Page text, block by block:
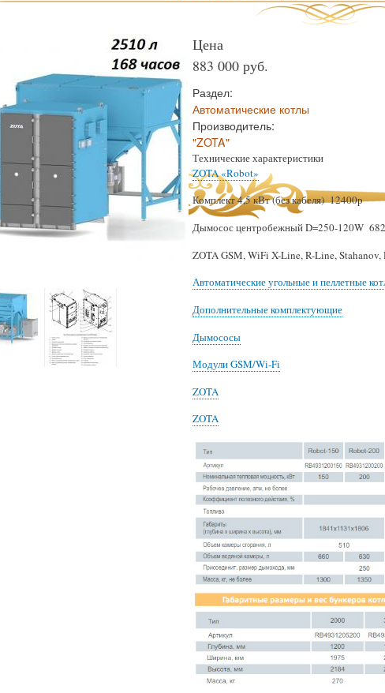
Цена
883 000 руб.
Раздел:
Автоматические котлы
Производитель:
"ZOTA"
Технические характеристики
ZOTA «Robot»
Комплект 4,5 кВт (без кабеля) 12400р
Дымосос центробежный D=250-120W
ZOTA GSM, WiFi X-Line, R-Line,
Автоматические угольные и пеллетные
Дополнительные комплектующие
Дымососы
Модули GSM/Wi-Fi
ZOTA
ZOTA